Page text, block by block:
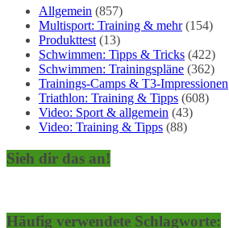
Allgemein (857)
Multisport: Training & mehr(154)
Produkttest(13)
Schwimmen: Tipps & Tricks (422)
Schwimmen: Trainingspläne (362)
Trainings-Camps & T3-Impressionen
Triathlon: Training & Tipps (608)
Video: Sport & allgemein (43)
Video: Training & Tipps (88)
Sieh dir das an!
Häufig verwendete Schlagworte: